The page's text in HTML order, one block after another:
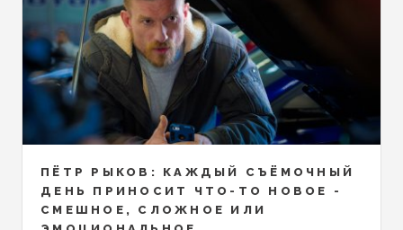
ПЁТР РЫКОВ: КАЖДЫЙ СЪЁМОЧНЫЙ
ДЕНЬ ПРИНОСИТ ЧТО-ТО НОВОЕ -
СМЕШНОЕ, СЛОЖНОЕ ИЛИ